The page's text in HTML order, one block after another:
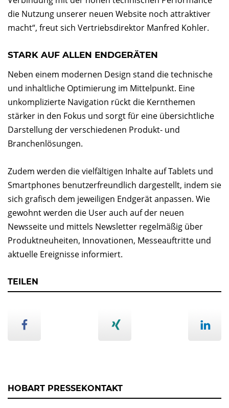
die Nutzung unserer neuen Website noch attraktiver
macht“, freut sich Vertriebsdirektor Manfred Kohler.
STARK AUF ALLEN ENDGERÄTEN
Neben einem modernen Design stand die technische
und inhaltliche Optimierung im Mittelpunkt. Eine
unkomplizierte Navigation rückt die Kernthemen
stärker in den Fokus und sorgt für eine übersichtliche
Darstellung der verschiedenen Produkt- und
Branchenlösungen.
Zudem werden die vielfältigen Inhalte auf Tablets und
Smartphones benutzerfreundlich dargestellt, indem sie
sich grafisch dem jeweiligen Endgerät anpassen. Wie
gewohnt werden die User auch auf der neuen
Newsseite und mittels Newsletter regelmäßig über
Produktneuheiten, Innovationen, Messeauftritte und
aktuelle Ereignisse informiert.
TEILEN
HOBART PRESSEKONTAKT